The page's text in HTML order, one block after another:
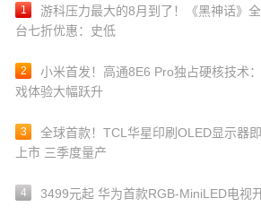
1
游科压力最大的8月到了！《黑神话》
台七折优惠：史低
2
小米首发！高通8E6 Pro独占硬核技术
戏体验大幅跃升
3
全球首款！TCL华星印刷OLED显示器
上市 三季度量产
4 3499元起 华为首款RGB-MiniLED电视